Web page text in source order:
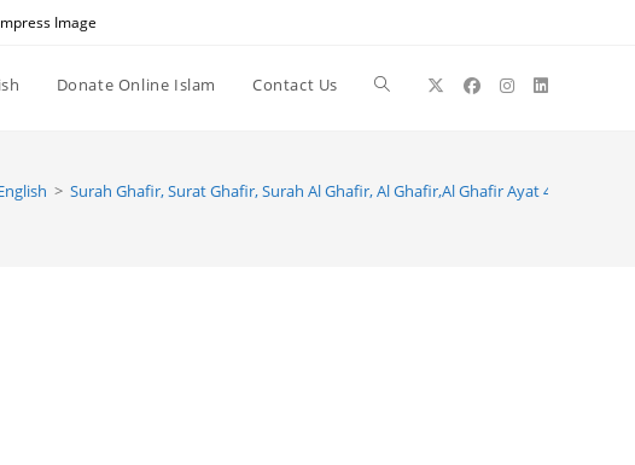
Image
Donate Online Islam Contact Us Toggle
> Surah Ghafir, Surat Ghafir, Surah Al Ghafir, Al Ghafir,Al Ghafir Ayat 44